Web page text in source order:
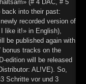
(# 4 DAC, # 5
into their past:
recorded version of
like it!» in English),
be published again with
bonus tracks on the
edition will be released
AL!VE). So,
Schritte vor und 3